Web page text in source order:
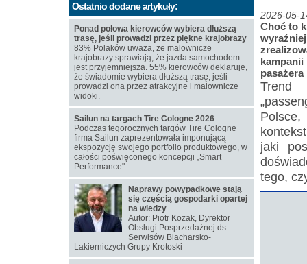
2026-05-
Choć to
kampanii
Trend
jaki
tego,
Ostatnio dodane artykuły:
Ponad połowa kierowców wybiera dłuższą
trasę, jeśli prowadzi przez piękne krajobrazy
83% Polaków uważa, że malownicze
krajobrazy sprawiają, że jazda samochodem
jest przyjemniejsza. 55% kierowców deklaruje,
że świadomie wybiera dłuższą trasę, jeśli
prowadzi ona przez atrakcyjne i malownicze
widoki.
Sailun na targach Tire Cologne 2026
Podczas tegorocznych targów Tire Cologne
firma Sailun zaprezentowała imponującą
ekspozycję swojego portfolio produktowego, w
całości poświęconego koncepcji „Smart
Performance".
Naprawy powypadkowe stają
się częścią gospodarki opartej
na wiedzy
Autor: Piotr Kozak, Dyrektor
Obsługi Posprzedażnej ds.
Serwisów Blacharsko-
Lakierniczych Grupy Krotoski